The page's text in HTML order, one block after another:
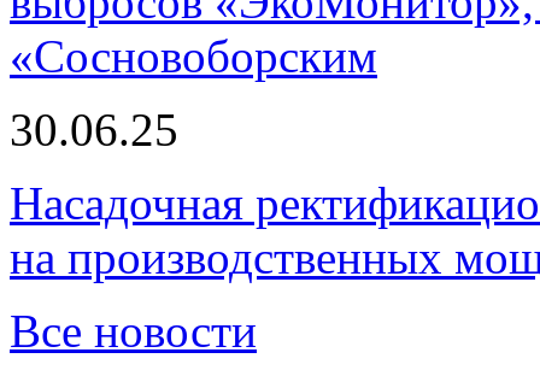
«Сосновоборским
30.06.25
Насадочная
на производственных
Все новости